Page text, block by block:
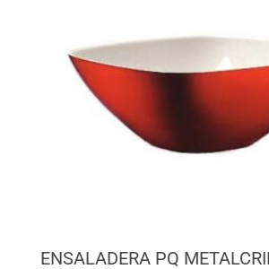
ENSALADERA PQ